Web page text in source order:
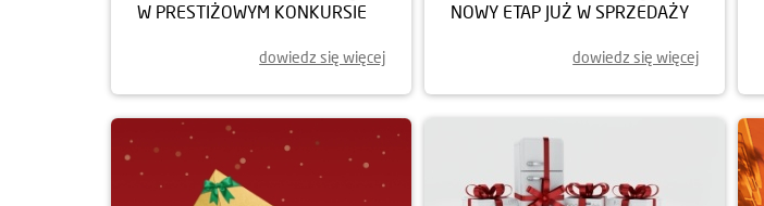
W PRESTIŻOWYM KONKURSIE
dowiedz się więcej
NOWY ETAP JUŻ W SPRZEDAŻY
dowiedz się więcej